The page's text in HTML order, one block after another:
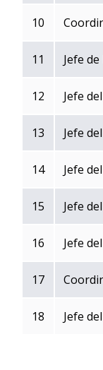
10
11 Jefe
12 Jefe
13 Jefe
14 Jefe
15 Jefe
16 Jefe
17
18 Jefe